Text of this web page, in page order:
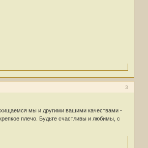
3
мы и другими вашими качествами -
плечо. Будьте счастливы и любимы, с